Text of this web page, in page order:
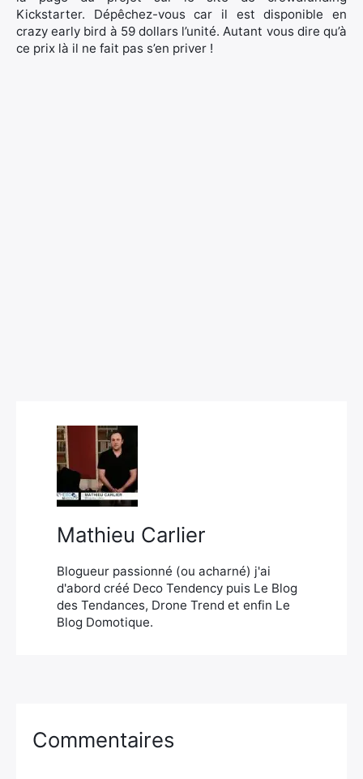
Kickstarter. Dépêchez-vous car il est disponible en
crazy early bird à 59 dollars l’unité. Autant vous dire qu’à
ce prix là il ne fait pas s’en priver !
Mathieu Carlier
Blogueur passionné (ou acharné) j'ai
d'abord créé Deco Tendency puis Le Blog
des Tendances, Drone Trend et enfin Le
Blog Domotique.
Commentaires